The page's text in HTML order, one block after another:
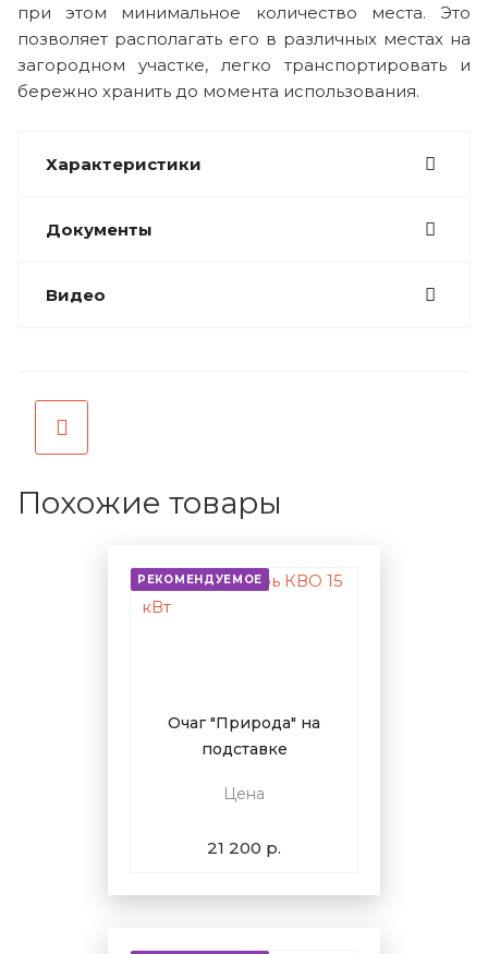
при этом минимальное количество места. Это
позволяет располагать его в различных местах на
загородном участке, легко транспортировать и
бережно хранить до момента использования.
Характеристики
Документы
Видео
Похожие товары
РЕКОМЕНДУЕМОЕ
Очаг "Природа" на
подставке
Цена
21 200 р.